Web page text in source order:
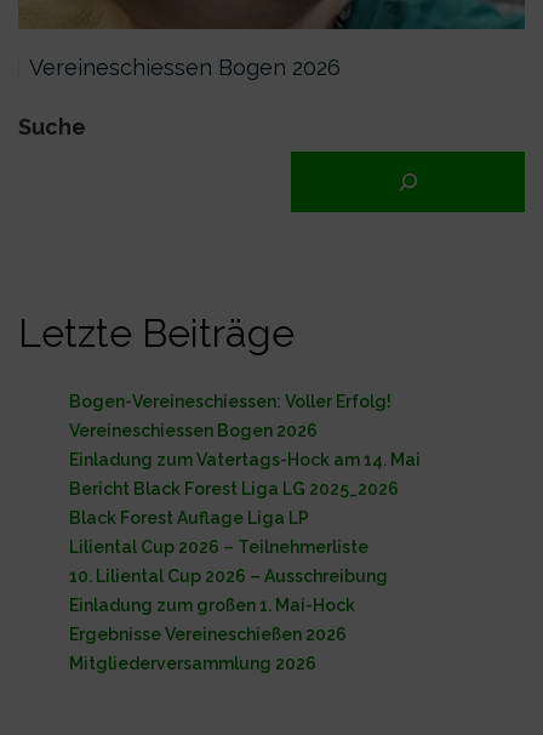
Vereineschiessen Bogen 2026
Suche
Letzte Beiträge
Bogen-Vereineschiessen: Voller Erfolg!
Vereineschiessen Bogen 2026
Einladung zum Vatertags-Hock am 14. Mai
Bericht Black Forest Liga LG 2025_2026
Black Forest Auflage Liga LP
Liliental Cup 2026 – Teilnehmerliste
10. Liliental Cup 2026 – Ausschreibung
Einladung zum großen 1. Mai-Hock
Ergebnisse Vereineschießen 2026
Mitgliederversammlung 2026